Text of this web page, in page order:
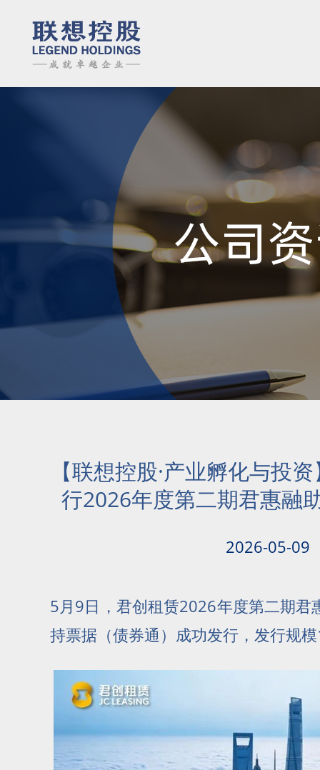
【联想控股·产业孵化与投
行2026年度第二期君惠融
2026-05-09
5月9日，君创租赁2026年度第二期君
持票据（债券通）成功发行，发行规